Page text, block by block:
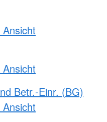
Betr.-Einr. (BG)